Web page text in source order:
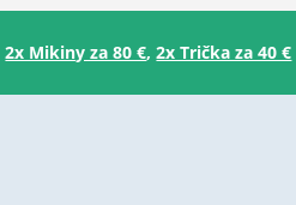
2x Mikiny za 80 €,2x Trička za 40 €